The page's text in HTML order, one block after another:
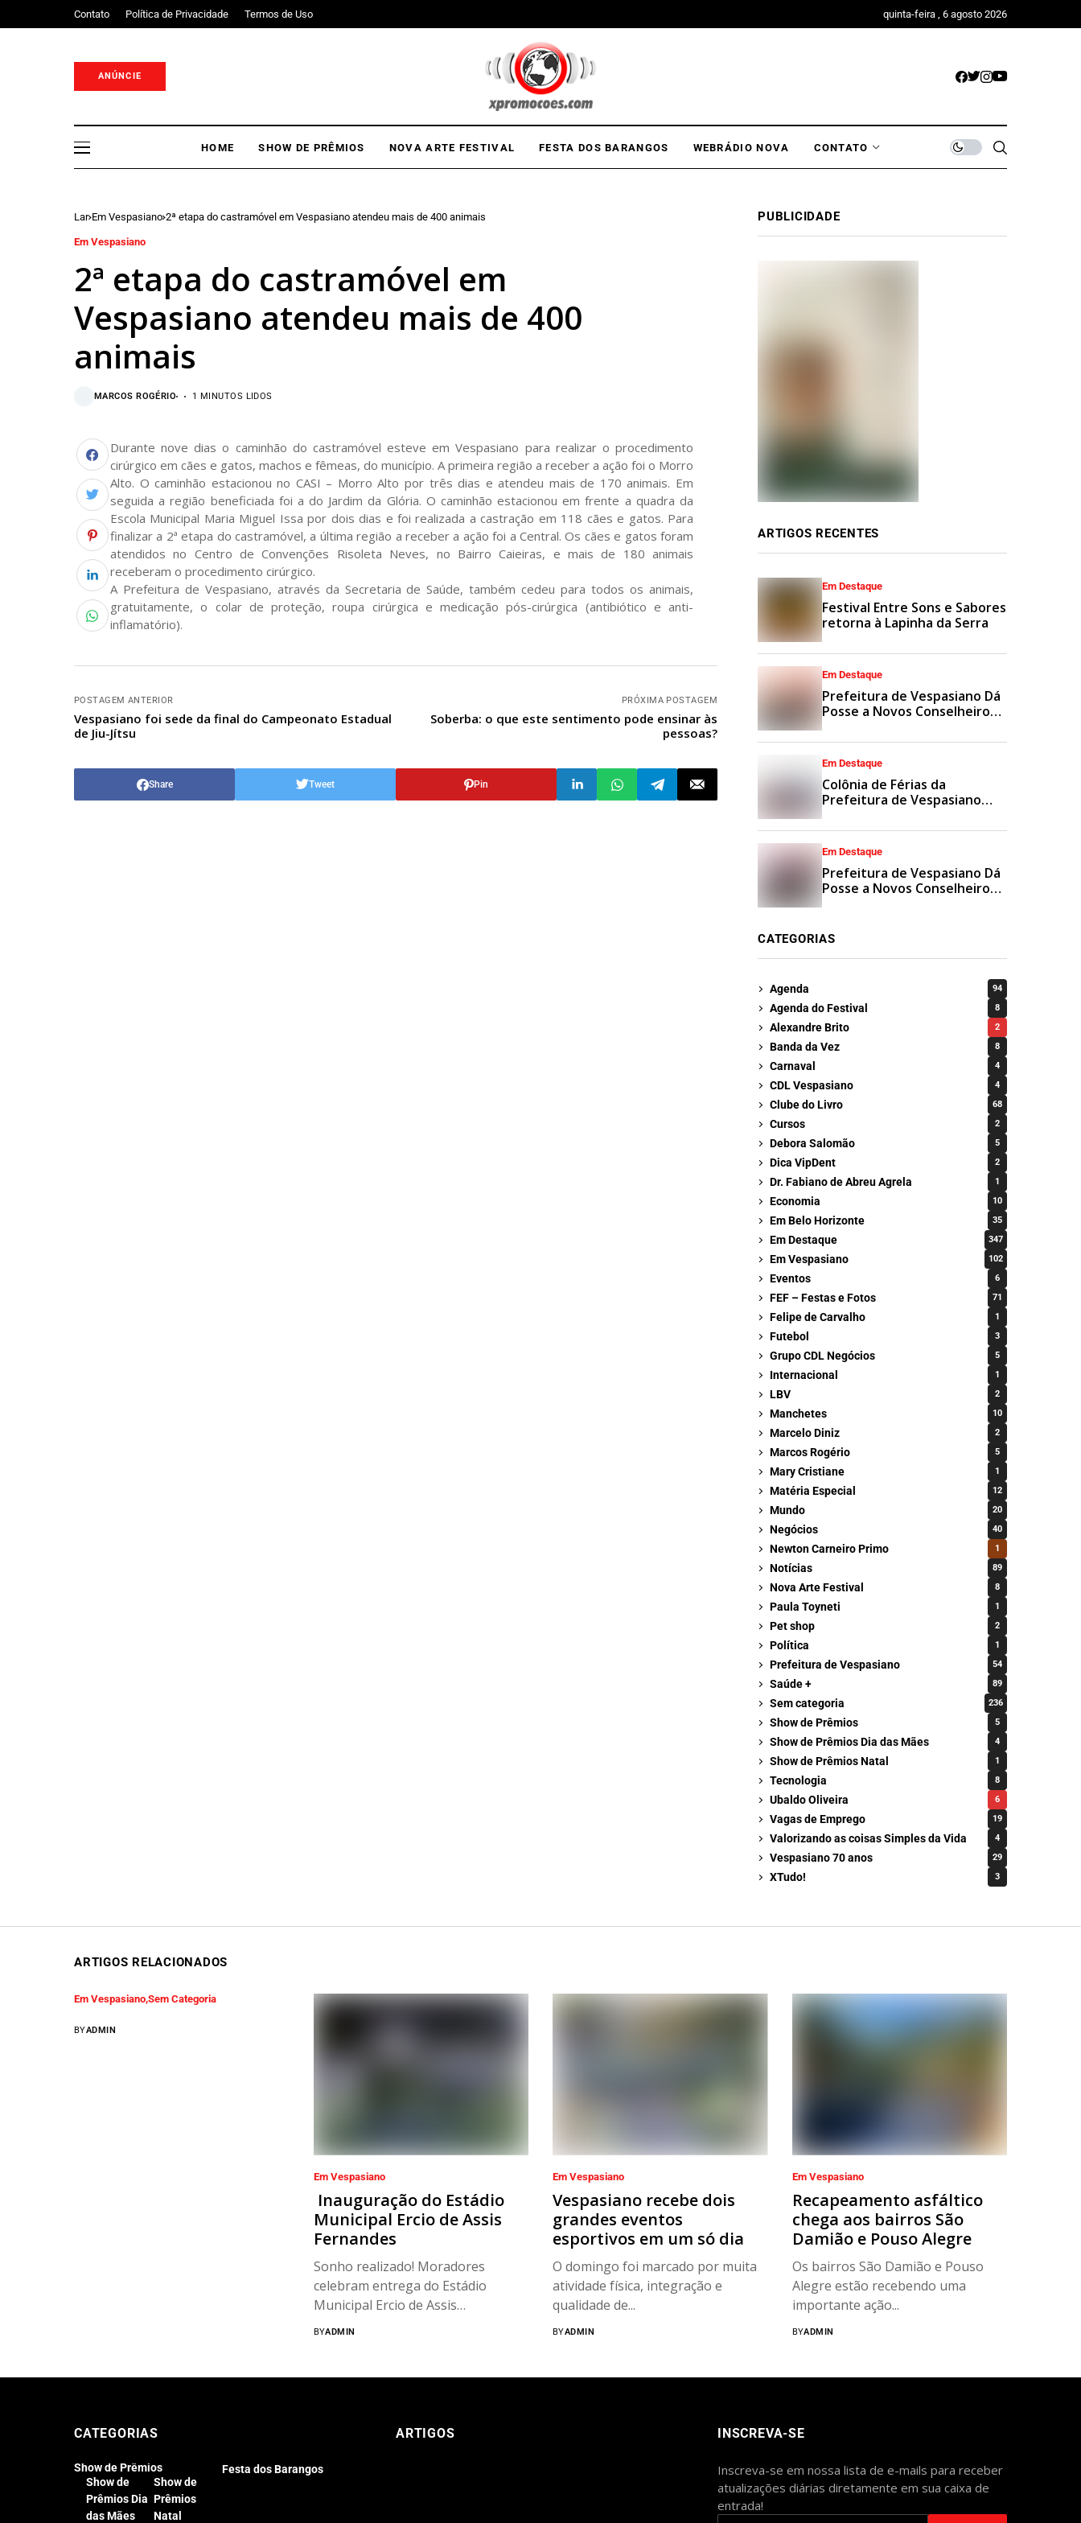
Contato Política de Privacidade Termos de Uso quinta-feira , 6 agosto 2026
ANÚNCIE
HOME SHOW DE PRÊMIOS NOVA ARTE FESTIVAL FESTA DOS BARANGOS WEBRÁDIO NOVA CONTATO
Lar Em Vespasiano 2ª etapa do castramóvel em Vespasiano atendeu mais de 400 animais
Em Vespasiano
2ª etapa do castramóvel em
Vespasiano atendeu mais de 400
animais
MARCOS ROGÉRIO 1 MINUTOS LIDOS
Durante nove dias o caminhão do castramóvel esteve em Vespasiano para realizar o procedimento
cirúrgico em cães e gatos, machos e fêmeas, do município. A primeira região a receber a ação foi o Morro
Alto. O caminhão estacionou no CASI – Morro Alto por três dias e atendeu mais de 170 animais. Em
seguida a região beneficiada foi a do Jardim da Glória. O caminhão estacionou em frente a quadra da
Escola Municipal Maria Miguel Issa por dois dias e foi realizada a castração em 118 cães e gatos. Para
finalizar a 2ª etapa do castramóvel, a última região a receber a ação foi a Central. Os cães e gatos foram
atendidos no Centro de Convenções Risoleta Neves, no Bairro Caieiras, e mais de 180 animais
receberam o procedimento cirúrgico.
A Prefeitura de Vespasiano, através da Secretaria de Saúde, também cedeu para todos os animais,
gratuitamente, o colar de proteção, roupa cirúrgica e medicação pós-cirúrgica (antibiótico e anti-
inflamatório).
POSTAGEM ANTERIOR
Vespasiano foi sede da final do Campeonato Estadual
de Jiu-Jítsu
PRÓXIMA POSTAGEM
Soberba: o que este sentimento pode ensinar às
pessoas?
Share Tweet Pin
PUBLICIDADE
ARTIGOS RECENTES
Em Destaque
Festival Entre Sons e Sabores
retorna à Lapinha da Serra
Em Destaque
Prefeitura de Vespasiano Dá
Posse a Novos Conselheiros
Em Destaque
Colônia de Férias da
Prefeitura de Vespasiano
Esporte e Lazer
Em Destaque
Prefeitura de Vespasiano Dá
Posse a Novos Conselheiros
CATEGORIAS
Agenda 94
Agenda do Festival 8
Alexandre Brito 2
Banda da Vez 8
Carnaval 4
CDL Vespasiano 4
Clube do Livro 68
Cursos 2
Debora Salomão 5
Dica VipDent 2
Dr. Fabiano de Abreu Agrela 1
Economia 10
Em Belo Horizonte 35
Em Destaque 347
Em Vespasiano 102
Eventos 6
FEF – Festas e Fotos 71
Felipe de Carvalho 1
Futebol 3
Grupo CDL Negócios 5
Internacional 1
LBV 2
Manchetes 10
Marcelo Diniz 2
Marcos Rogério 5
Mary Cristiane 1
Matéria Especial 12
Mundo 20
Negócios 40
Newton Carneiro Primo 1
Notícias 89
Nova Arte Festival 8
Paula Toyneti 1
Pet shop 2
Política 1
Prefeitura de Vespasiano 54
Saúde + 89
Sem categoria 236
Show de Prêmios 5
Show de Prêmios Dia das Mães 4
Show de Prêmios Natal 1
Tecnologia 8
Ubaldo Oliveira 6
Vagas de Emprego 19
Valorizando as coisas Simples da Vida 4
Vespasiano 70 anos 29
XTudo! 3
ARTIGOS RELACIONADOS
Em Vespasiano Sem Categoria
BYADMIN
Em Vespasiano
Inauguração do Estádio
Municipal Ercio de Assis
Fernandes
Sonho realizado! Moradores
celebram entrega do Estádio
Municipal Ercio de Assis
Fernandes...
BYADMIN
Em Vespasiano
Vespasiano recebe dois
grandes eventos
esportivos em um só dia
O domingo foi marcado por muita
atividade física, integração e
qualidade de...
BYADMIN
Em Vespasiano
Recapeamento asfáltico
chega aos bairros São
Damião e Pouso Alegre
Os bairros São Damião e Pouso
Alegre estão recebendo uma
importante ação...
BYADMIN
CATEGORIAS
Show de Prêmios
Show de
Prêmios Dia
das Mães
Show de
Prêmios
Natal
Festa dos Barangos
ARTIGOS INSCREVA-SE
Inscreva-se em nossa lista de e-mails para receber
atualizações diárias diretamente em sua caixa de
entrada!